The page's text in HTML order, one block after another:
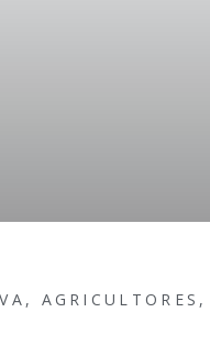
, AGRICULTORES ,